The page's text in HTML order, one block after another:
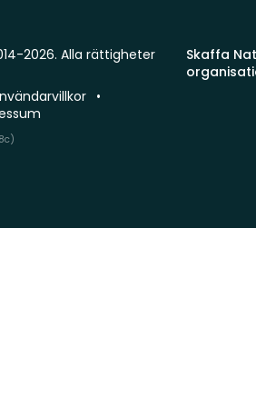
Skaffa
2026. Alla rättigheter